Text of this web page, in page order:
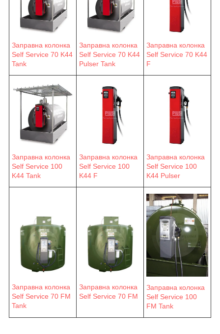
Заправна колонка
Self Service 70 K44
Tank
Заправна колонка
Self Service 70 K44
Pulser Tank
Заправна колонка
Self Service 70 K44
F
Заправна колонка
Self Service 100
K44 Tank
Заправна колонка
Self Service 100
K44 F
Заправна колонка
Self Service 100
K44 Pulser
Заправна колонка
Self Service 70 FM
Tank
Заправна колонка
Self Service 70 FM
Заправна колонка
Self Service 100
FM Tank